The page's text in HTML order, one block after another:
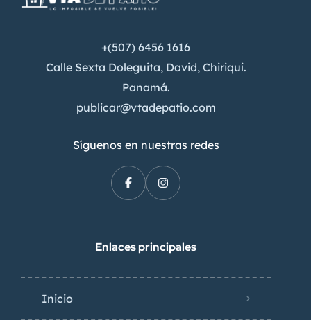
+(507) 6456 1616
Calle Sexta Doleguita, David, Chiriquí.
Panamá.
publicar@vtadepatio.com
Síguenos en nuestras redes
Enlaces principales
Inicio